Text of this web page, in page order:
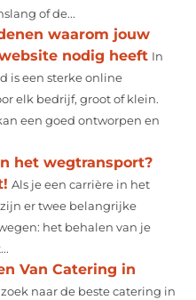
of de...
waarom jouw
nodig heeft In
is een sterke online
elk bedrijf, groot of klein.
een goed ontworpen en
het wegtransport?
Als je een carrière in het
er twee belangrijke
het behalen van je
Van Catering in
naar de beste catering in